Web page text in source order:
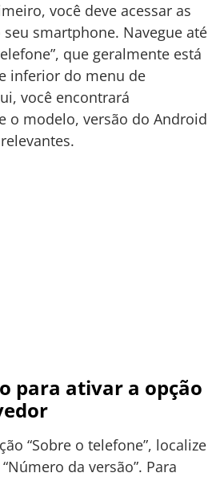
você deve acessar as
seu smartphone. Navegue até
que geralmente está
inferior do menu de
você encontrará
o modelo, versão do Android
para ativar a opção
“Sobre o telefone”, localize
da versão”. Para